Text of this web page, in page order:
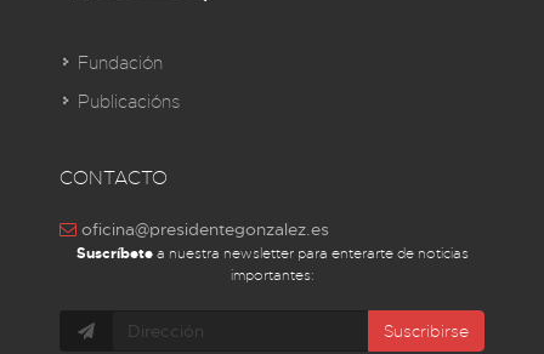
Fundación
Publicacións
CONTACTO
oficina@presidentegonzalez.es
Suscríbetea nuestra newsletter para enterarte de noticias
importantes:
Suscribirse